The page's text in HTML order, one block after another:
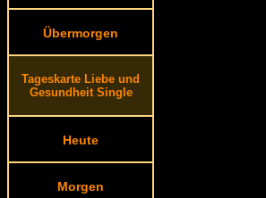
Übermorgen
Tageskarte Liebe und
Gesundheit Single
Heute
Morgen